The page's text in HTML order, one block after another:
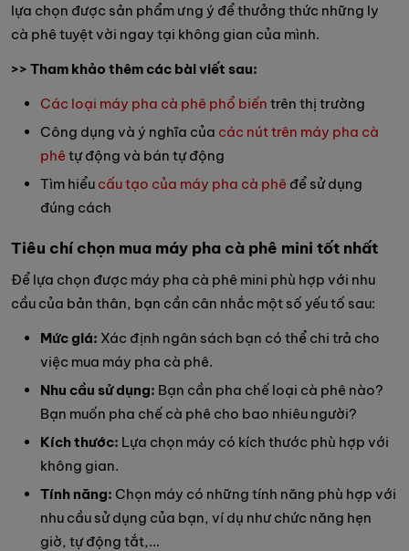
lựa chọn được sản phẩm ưng ý để thưởng thức những ly
cà phê tuyệt vời ngay tại không gian của mình.
>> Tham khảo thêm các bài viết sau:
Các loại máy pha cà phê phổ biến trên thị trường
Công dụng và ý nghĩa của các nút trên máy pha cà
phê tự động và bán tự động
Tìm hiểu cấu tạo của máy pha cà phê để sử dụng
đúng cách
Tiêu chí chọn mua máy pha cà phê mini tốt nhất
Để lựa chọn được máy pha cà phê mini phù hợp với nhu
cầu của bản thân, bạn cần cân nhắc một số yếu tố sau:
Mức giá: Xác định ngân sách bạn có thể chi trả cho
việc mua máy pha cà phê.
Nhu cầu sử dụng: Bạn cần pha chế loại cà phê nào?
Bạn muốn pha chế cà phê cho bao nhiêu người?
Kích thước: Lựa chọn máy có kích thước phù hợp với
không gian.
Tính năng: Chọn máy có những tính năng phù hợp với
nhu cầu sử dụng của bạn, ví dụ như chức năng hẹn
giờ, tự động tắt,...